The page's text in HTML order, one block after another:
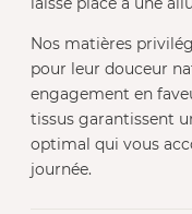
Nos matières
pour leur douceur
engagement en
tissus garantissent
optimal qui vous
journée.